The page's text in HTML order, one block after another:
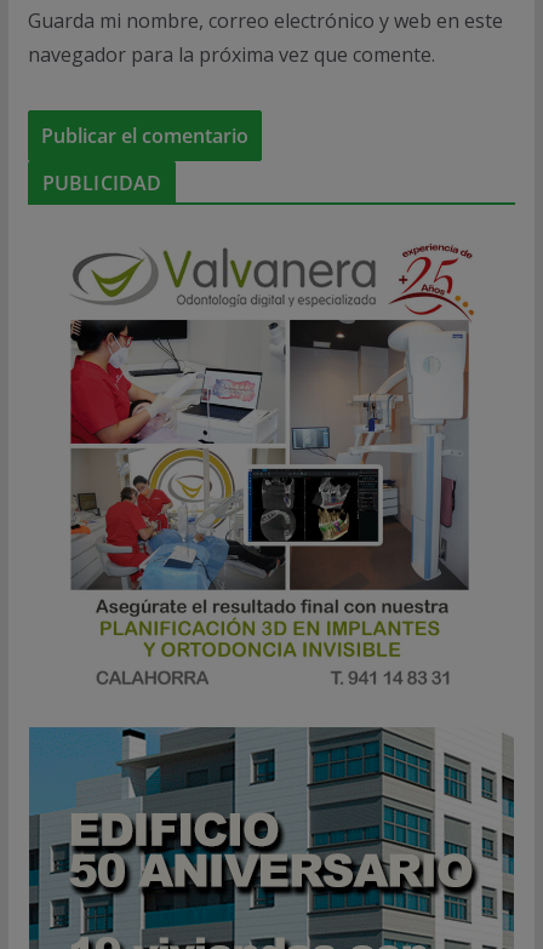
Guarda mi nombre, correo electrónico y web en este
navegador para la próxima vez que comente.
PUBLICIDAD